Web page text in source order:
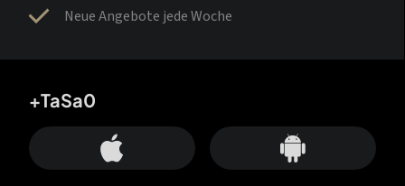
Neue Angebote jede Woche
+TaSa0